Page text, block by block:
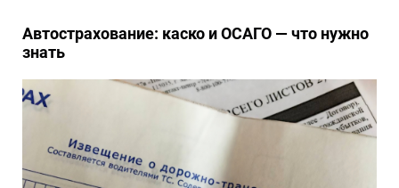
Автострахование: каско и ОСАГО — что нужно
знать